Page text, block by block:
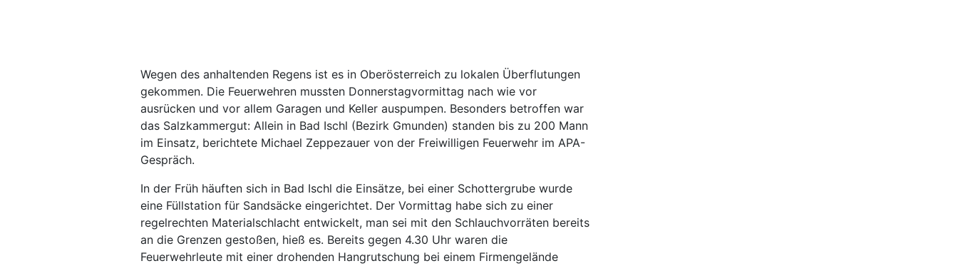
Wegen des anhaltenden Regens ist es in Oberösterreich zu lokalen Überflutungen
gekommen. Die Feuerwehren mussten Donnerstagvormittag nach wie vor
ausrücken und vor allem Garagen und Keller auspumpen. Besonders betroffen war
das Salzkammergut: Allein in Bad Ischl (Bezirk Gmunden) standen bis zu 200 Mann
im Einsatz, berichtete Michael Zeppezauer von der Freiwilligen Feuerwehr im APA-
Gespräch.
In der Früh häuften sich in Bad Ischl die Einsätze, bei einer Schottergrube wurde
eine Füllstation für Sandsäcke eingerichtet. Der Vormittag habe sich zu einer
regelrechten Materialschlacht entwickelt, man sei mit den Schlauchvorräten bereits
an die Grenzen gestoßen, hieß es. Bereits gegen 4.30 Uhr waren die
Feuerwehrleute mit einer drohenden Hangrutschung bei einem Firmengelände